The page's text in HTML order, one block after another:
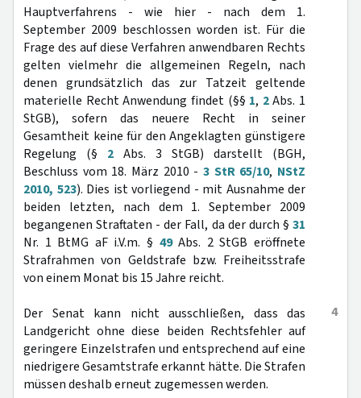
Hauptverfahrens - wie hier - nach dem 1.
September 2009 beschlossen worden ist. Für die
Frage des auf diese Verfahren anwendbaren Rechts
gelten vielmehr die allgemeinen Regeln, nach
denen grundsätzlich das zur Tatzeit geltende
materielle Recht Anwendung findet (§§ 1, 2Abs. 1
StGB), sofern das neuere Recht in seiner
Gesamtheit keine für den Angeklagten günstigere
Regelung (§ 2 Abs. 3 StGB) darstellt (BGH,
Beschluss vom 18. März 2010 - 3 StR 65/10, NStZ
2010, 523). Dies ist vorliegend - mit Ausnahme der
beiden letzten, nach dem 1. September 2009
begangenen Straftaten - der Fall, da der durch § 31
Nr. 1 BtMG aF i.V.m. § 49Abs. 2 StGB eröffnete
Strafrahmen von Geldstrafe bzw. Freiheitsstrafe
von einem Monat bis 15 Jahre reicht.
4
Der Senat kann nicht ausschließen, dass das
Landgericht ohne diese beiden Rechtsfehler auf
geringere Einzelstrafen und entsprechend auf eine
niedrigere Gesamtstrafe erkannt hätte. Die Strafen
müssen deshalb erneut zugemessen werden.